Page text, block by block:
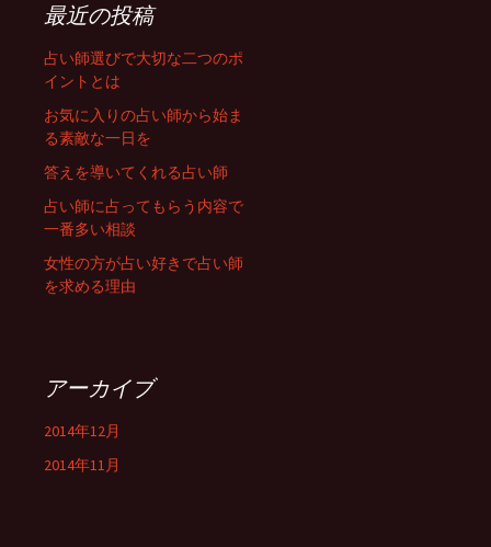
最近の投稿
占い師選びで大切な二つのポ
イントとは
お気に入りの占い師から始ま
る素敵な一日を
答えを導いてくれる占い師
占い師に占ってもらう内容で
一番多い相談
女性の方が占い好きで占い師
を求める理由
アーカイブ
2014年12月
2014年11月